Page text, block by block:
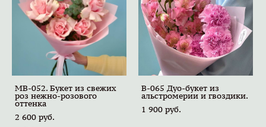
MB-052. Букет из свежих
роз нежно-розового
оттенка
2 600 pуб.
B-065 Дуо-букет из
альстромерии и гвоздики.
1 900 pуб.